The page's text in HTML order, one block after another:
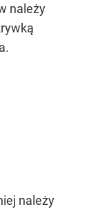
należy
należy